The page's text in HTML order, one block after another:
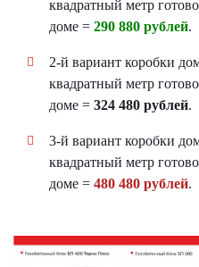
квадратный метр
доме = 290 880 рублей.
2-й вариант коробки
квадратный метр
доме = 324 480 рублей.
3-й вариант коробки
квадратный метр
доме = 480 480 рублей.